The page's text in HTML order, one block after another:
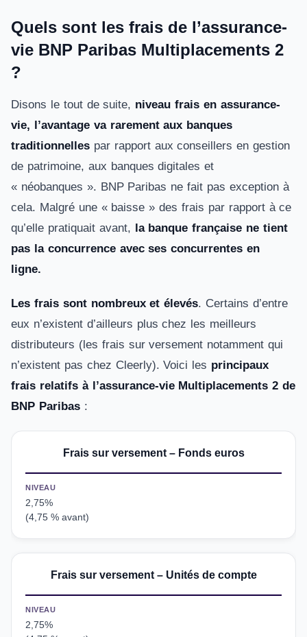
Quels sont les frais de l’assurance-
vie BNP Paribas Multiplacements 2
?
Disons le tout de suite, niveau frais en assurance-
vie, l’avantage va rarement aux banques
traditionnelles par rapport aux conseillers en gestion
de patrimoine, aux banques digitales et
« néobanques ». BNP Paribas ne fait pas exception à
cela. Malgré une « baisse » des frais par rapport à ce
qu’elle pratiquait avant, la banque française ne tient
pas la concurrence avec ses concurrentes en
ligne.
Les frais sont nombreux et élevés. Certains d’entre
eux n’existent d’ailleurs plus chez les meilleurs
distributeurs (les frais sur versement notamment qui
n’existent pas chez Cleerly). Voici les principaux
frais relatifs à l’assurance-vie Multiplacements 2 de
BNP Paribas:
Frais sur versement – Fonds euros
NIVEAU
2,75%
(4,75 % avant)
Frais sur versement – Unités de compte
NIVEAU
2,75%